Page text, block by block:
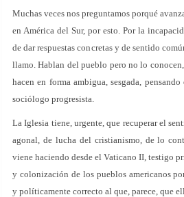
Muchas veces nos preguntamos porqué
en América del Sur, por esto. Por la
de dar respuestas concretas y de sentido
llamo. Hablan del pueblo pero no lo
hacen en forma ambigua, sesgada,
sociólogo progresista.
La Iglesia tiene, urgente, que recuperar el
agonal, de lucha del cristianismo, de lo
viene haciendo desde el Vaticano II, testigo
y colonización de los pueblos americanos
y políticamente correcto al que, parece, que